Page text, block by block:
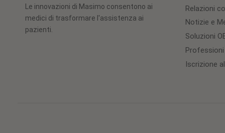
Le innovazioni di Masimo consentono ai
medici di trasformare l'assistenza ai
pazienti.
Relazioni
Notizie e
Soluzioni
Professioni
Iscrizione